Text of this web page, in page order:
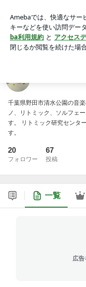
アプリをダウンロード
ょう。
千葉県野田市清水公園の音
ノ、リトミック、ソルフェ
す。 リトミック研究センタ
す。
20
フォロワー
67
投稿
一覧
広